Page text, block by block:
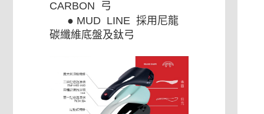
CARBON 弓
● MUD LINE 採用尼龍
碳纖維底盤及鈦弓